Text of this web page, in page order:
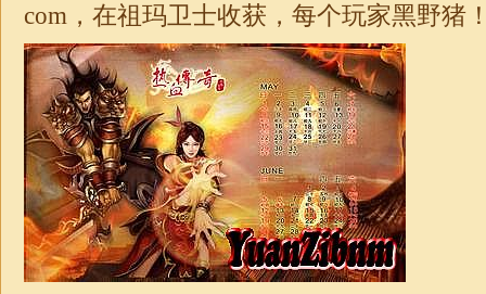
com，在祖玛卫士收获，每个玩家黑野猪